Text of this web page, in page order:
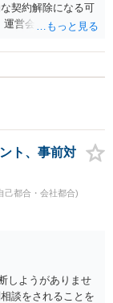
り、自宅待機命令
せた上で減額分の
より、解決金の支
ら、勤務先で就労
た同様のトラブル
できることになっ
守秘義務の観点か
契約解除になる可
営会社に一度連絡
ないように思われ
ト、事前対
己都合・会社都合)
しようがありませ
談をされることを